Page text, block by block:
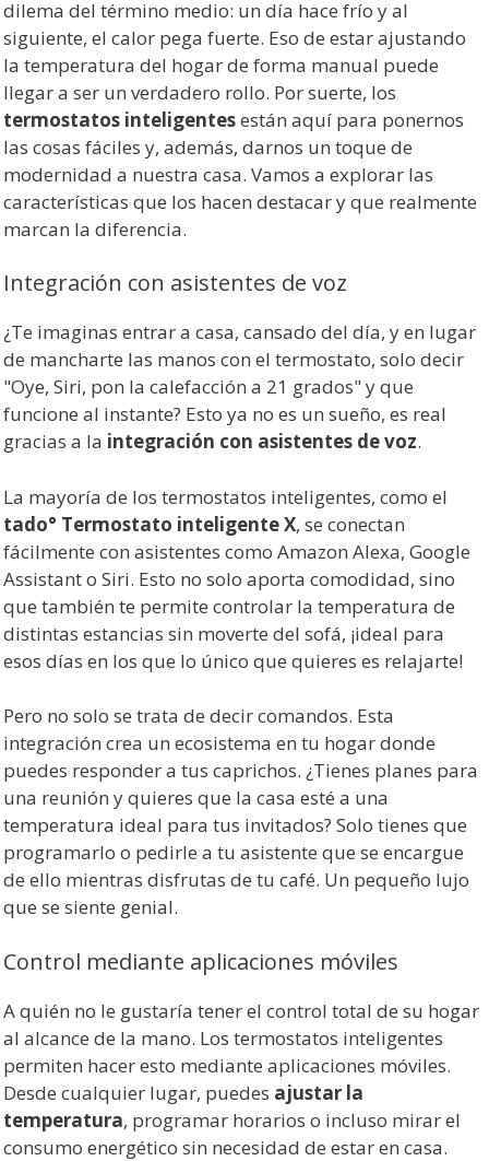
dilema del término medio: un día hace frío y al
siguiente, el calor pega fuerte. Eso de estar ajustando
la temperatura del hogar de forma manual puede
llegar a ser un verdadero rollo. Por suerte, los
termostatos inteligentesestán aquí para ponernos
las cosas fáciles y, además, darnos un toque de
modernidad a nuestra casa. Vamos a explorar las
características que los hacen destacar y que realmente
marcan la diferencia.
Integración con asistentes de voz
¿Te imaginas entrar a casa, cansado del día, y en lugar
de mancharte las manos con el termostato, solo decir
"Oye, Siri, pon la calefacción a 21 grados" y que
funcione al instante? Esto ya no es un sueño, es real
gracias a la integración con asistentes de voz.
La mayoría de los termostatos inteligentes, como el
tado° Termostato inteligente X, se conectan
fácilmente con asistentes como Amazon Alexa, Google
Assistant o Siri. Esto no solo aporta comodidad, sino
que también te permite controlar la temperatura de
distintas estancias sin moverte del sofá, ¡ideal para
esos días en los que lo único que quieres es relajarte!
Pero no solo se trata de decir comandos. Esta
integración crea un ecosistema en tu hogar donde
puedes responder a tus caprichos. ¿Tienes planes para
una reunión y quieres que la casa esté a una
temperatura ideal para tus invitados? Solo tienes que
programarlo o pedirle a tu asistente que se encargue
de ello mientras disfrutas de tu café. Un pequeño lujo
que se siente genial.
Control mediante aplicaciones móviles
A quién no le gustaría tener el control total de su hogar
al alcance de la mano. Los termostatos inteligentes
permiten hacer esto mediante aplicaciones móviles.
Desde cualquier lugar, puedes ajustar la
temperatura, programar horarios o incluso mirar el
consumo energético sin necesidad de estar en casa.